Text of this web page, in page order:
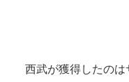
西武が獲得したのは